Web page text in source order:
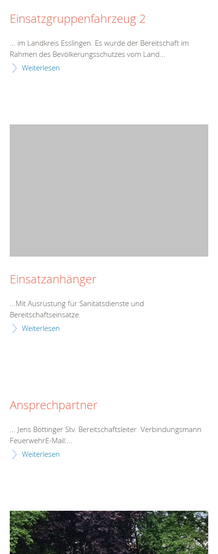
Einsatzgruppenfahrzeug 2
... im Landkreis Esslingen. Es wurde der Bereitschaft im
Rahmen des Bevölkerungsschutzes vom Land...
Weiterlesen
Einsatzanhänger
...Mit Ausrüstung für Sanitätsdienste und
Bereitschaftseinsätze.
Weiterlesen
Ansprechpartner
... Jens Böttinger Stv. Bereitschaftsleiter Verbindungsmann
FeuerwehrE-Mail:...
Weiterlesen